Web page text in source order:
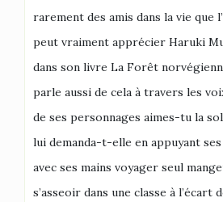
rarement des amis dans la vie que
peut vraiment apprécier Haruki
dans son livre La Forêt
parle aussi de cela à travers les
de ses personnages aimes-tu la
lui demanda-t-elle en appuyant
avec ses mains voyager seul
s’asseoir dans une classe à l’écart